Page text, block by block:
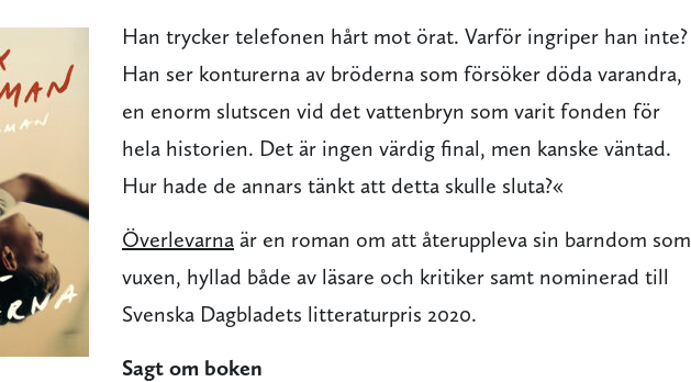
Han trycker telefonen hårt mot örat. Varför ingriper han inte?
Han ser konturerna av bröderna som försöker döda varandra,
en enorm slutscen vid det vattenbryn som varit fonden för
hela historien. Det är ingen värdig final, men kanske väntad.
Hur hade de annars tänkt att detta skulle sluta?«
Överlevarna är en roman om att återuppleva sin barndom som
vuxen, hyllad både av läsare och kritiker samt nominerad till
Svenska Dagbladets litteraturpris 2020.
Sagt om boken